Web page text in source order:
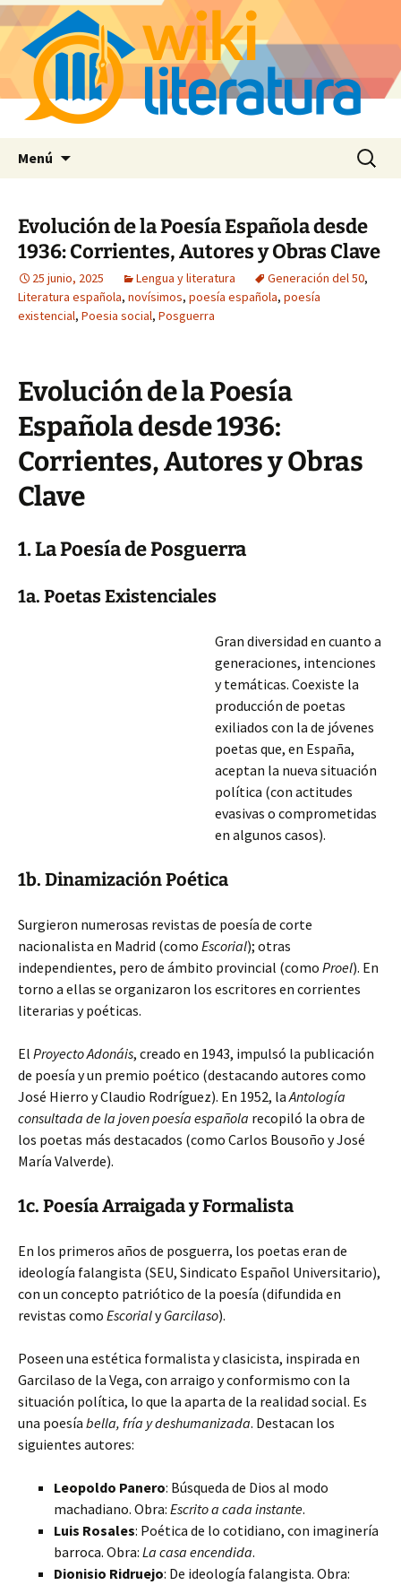
Menú Buscar:
Evolución de la Poesía Española desde
1936: Corrientes, Autores y Obras Clave
25 junio, 2025 Lengua y literatura Generación del 50,
Literatura española, novísimos, poesía española, poesía
existencial, Poesia social, Posguerra
Evolución de la Poesía
Española desde 1936:
Corrientes, Autores y Obras
Clave
1. La Poesía de Posguerra
1a. Poetas Existenciales
Gran diversidad en cuanto a
generaciones, intenciones
y temáticas. Coexiste la
producción de poetas
exiliados con la de jóvenes
poetas que, en España,
aceptan la nueva situación
política (con actitudes
evasivas o comprometidas
en algunos casos).
1b. Dinamización Poética
Surgieron numerosas revistas de poesía de corte
nacionalista en Madrid (como Escorial); otras
independientes, pero de ámbito provincial (como Proel). En
torno a ellas se organizaron los escritores en corrientes
literarias y poéticas.
El Proyecto Adonáis, creado en 1943, impulsó la publicación
de poesía y un premio poético (destacando autores como
José Hierro y Claudio Rodríguez). En 1952, laAntología
consultada de la joven poesía española recopiló la obra de
los poetas más destacados (como Carlos Bousoño y José
María Valverde).
1c. Poesía Arraigada y Formalista
En los primeros años de posguerra, los poetas eran de
ideología falangista (SEU, Sindicato Español Universitario),
con un concepto patriótico de la poesía (difundida en
revistas como EscorialyGarcilaso).
Poseen una estética formalista y clasicista, inspirada en
Garcilaso de la Vega, con arraigo y conformismo con la
situación política, lo que la aparta de la realidad social. Es
una poesía bella, fría y deshumanizada. Destacan los
siguientes autores:
Leopoldo Panero: Búsqueda de Dios al modo
machadiano. Obra: Escrito a cada instante.
Luis Rosales: Poética de lo cotidiano, con imaginería
barroca. Obra: La casa encendida.
Dionisio Ridruejo: De ideología falangista. Obra: